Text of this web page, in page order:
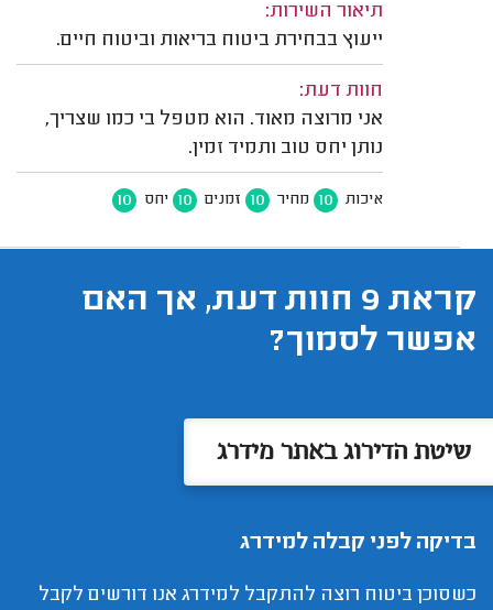
תיאור השירות:
ייעוץ בבחירת ביטוח בריאות וביטוח חיים.
חוות דעת:
אני מרוצה מאוד. הוא מטפל בי כמו שצריך,
נותן יחס טוב ותמיד זמין.
איכות 10 מחיר 10 זמנים 10 יחס 10
קראת 9 חוות דעת, אך האם
אפשר לסמוך?
שיטת הדירוג באתר מידרג
בדיקה לפני קבלה למידרג
כשסוכן ביטוח רוצה להתקבל למידרג אנו דורשים לקבל